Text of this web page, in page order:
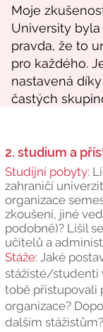
2. studium a
Studijní pobyty:
zahraničí
organizace
zkoušení, jiné
podobně)? Lišil
učitelů a
Stáže: Jaké
stážisté/studenti
tobě přistupovali
organizace?
dalším stážistům?